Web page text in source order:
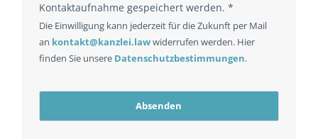
Kontaktaufnahme gespeichert werden. *
Die Einwilligung kann jederzeit für die Zukunft per Mail
an kontakt@kanzlei.lawwiderrufen werden. Hier
finden Sie unsere Datenschutzbestimmungen.
Absenden